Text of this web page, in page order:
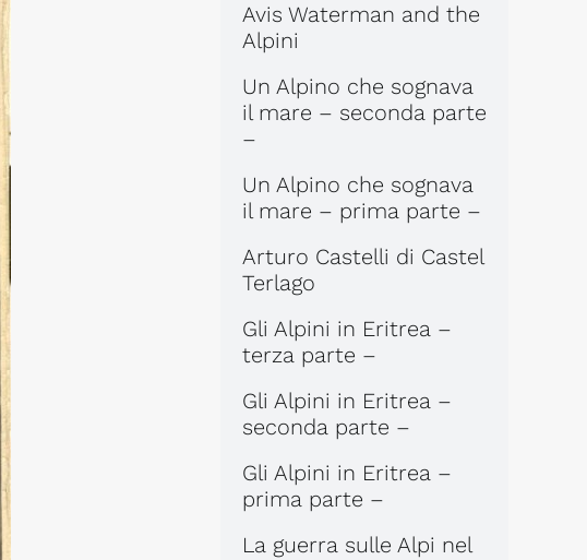
Avis Waterman and the
Alpini
Un Alpino che sognava
il mare – seconda parte
–
Un Alpino che sognava
il mare – prima parte –
Arturo Castelli di Castel
Terlago
Gli Alpini in Eritrea –
terza parte –
Gli Alpini in Eritrea –
seconda parte –
Gli Alpini in Eritrea –
prima parte –
La guerra sulle Alpi nel